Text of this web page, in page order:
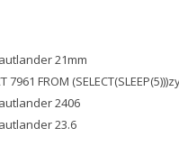
21mm
7961 FROM
2406
23.6